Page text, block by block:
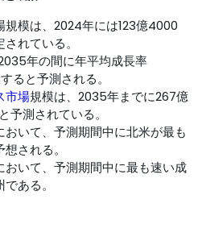
規模は、2024年には123億4000
れている。
年の間に年平均成長率
ると予測される。
市場規模は、2035年までに267億
測されている。
いて、予測期間中に北米が最も
される。
おいて、予測期間中に最も速い成
ある。